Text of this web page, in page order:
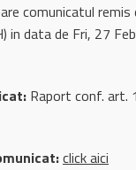
comunicatul
in data de Fri, 27
Raport conf. art.
click aici